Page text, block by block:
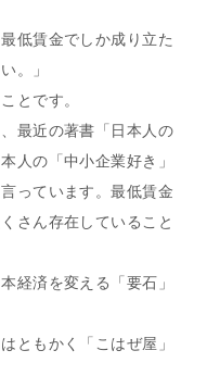
低賃金でしか成り立た
。」
とです。
最近の著書「日本人の
人の「中小企業好き」
っています。最低賃金
さん存在していること
経済を変える「要石」
ともかく「こはぜ屋」